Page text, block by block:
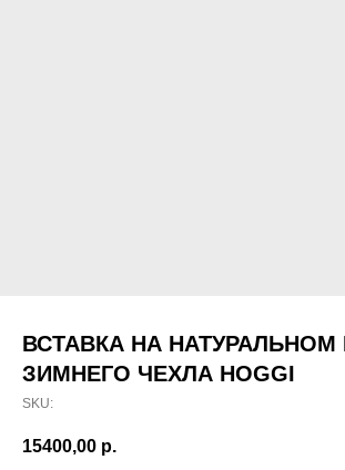
ВСТАВКА НА НАТУРАЛЬНОМ
ЗИМНЕГО ЧЕХЛА HOGGI
SKU:
15400,00 р.